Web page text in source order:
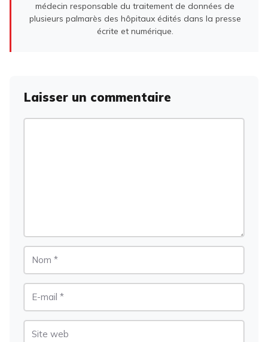
médecin responsable du traitement de données de
plusieurs palmarès des hôpitaux édités dans la presse
écrite et numérique.
Laisser un commentaire